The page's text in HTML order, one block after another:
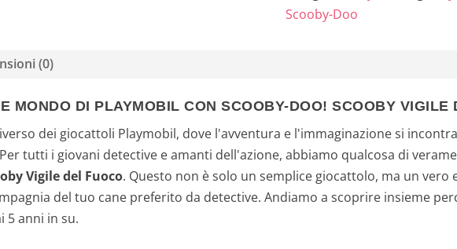
Scooby-Doo
(0)
MONDO DI PLAYMOBIL CON SCOOBY-DOO! SCOOBY VIGILE
dei giocattoli Playmobil, dove l'avventura e l'immaginazione si
tutti i giovani detective e amanti dell'azione, abbiamo qualcosa di
Vigile del Fuoco. Questo non è solo un semplice giocattolo, ma un
del tuo cane preferito da detective. Andiamo a scoprire insieme
5 anni in su.